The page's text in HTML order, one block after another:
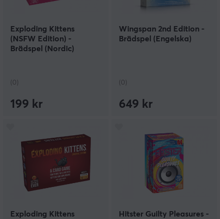
Exploding Kittens
(NSFW Edition) -
Brädspel (Nordic)
(0)
199 kr
Wingspan 2nd Edition -
Brädspel (Engelska)
(0)
649 kr
Exploding Kittens
Hitster Guilty Pleasures -